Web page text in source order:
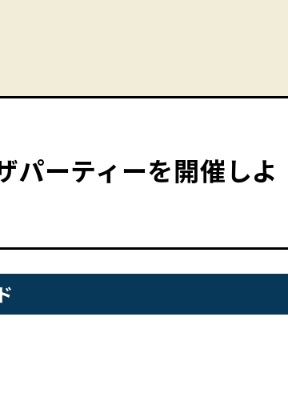
パーティーを開催しよ